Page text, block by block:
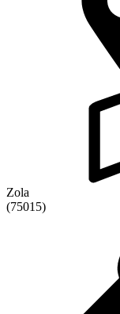
Zola
(75015)